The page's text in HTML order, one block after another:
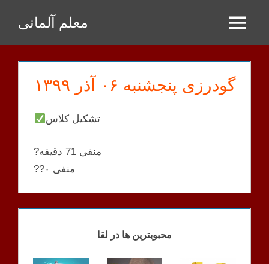
Inhalt
springen
معلم آلمانی Menu
گودرزی پنجشنبه ۰۶ آذر ۱۳۹۹
تشکیل کلاس
?منفی 71 دقیقه
??منفی ۰
محبوبترین ها در لقا